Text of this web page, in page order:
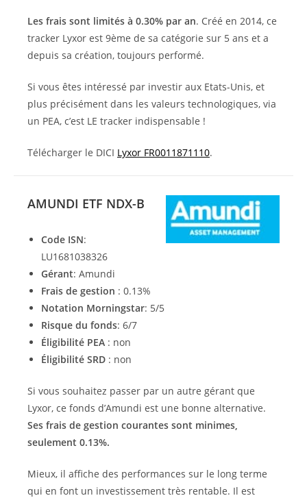
Les frais sont limités à 0.30% par an. Créé en 2014, ce
tracker Lyxor est 9ème de sa catégorie sur 5 ans et a
depuis sa création, toujours performé.
Si vous êtes intéressé par investir aux Etats-Unis, et
plus précisément dans les valeurs technologiques, via
un PEA, c’est LE tracker indispensable !
Télécharger le DICI Lyxor FR0011871110.
AMUNDI ETF NDX-B
Code ISN:
LU1681038326
Gérant: Amundi
Frais de gestion : 0.13%
Notation Morningstar: 5/5
Risque du fonds: 6/7
Éligibilité PEA : non
Éligibilité SRD : non
Si vous souhaitez passer par un autre gérant que
Lyxor, ce fonds d’Amundi est une bonne alternative.
Ses frais de gestion courantes sont minimes,
seulement 0.13%.
Mieux, il affiche des performances sur le long terme
qui en font un investissement très rentable. Il est